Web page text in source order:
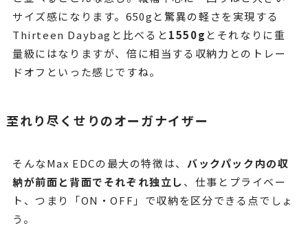
サイズ感になります。650gと驚異の軽さを実現する
Thirteen Daybagと比べると1550g とそれなりに重
量級にはなりますが、倍に相当する収納力とのトレー
ドオフといった感じですね。
至れり尽くせりのオーガナイザー
そんなMax EDCの最大の特徴は、 バックパック内の収
納が前面と背面でそれぞれ独立し、仕事とプライベー
ト、つまり「ON・OFF」で収納を区分できる点でしょ
う。